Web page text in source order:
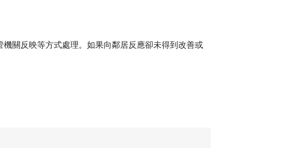
關反映等方式處理。如果向鄰居反應卻未得到改善或